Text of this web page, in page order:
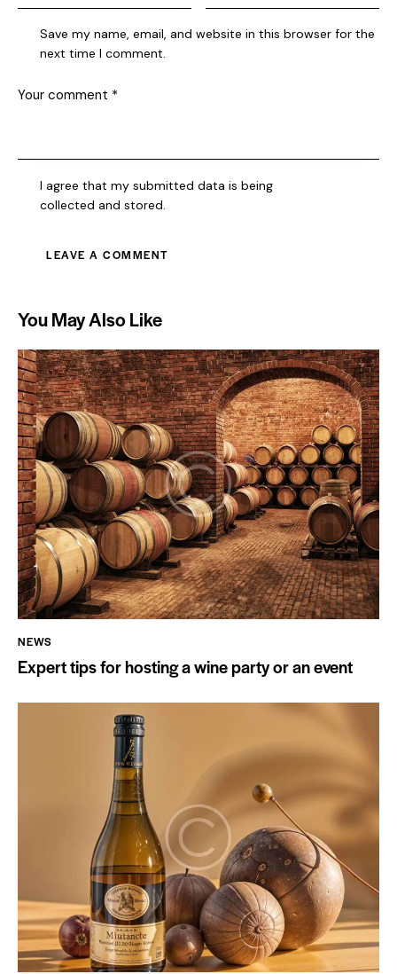
Save my name, email, and website in this browser for the
next time I comment.
I agree that my submitted data is being
collected and stored.
You May Also Like
NEWS
Expert tips for hosting a wine party or an event